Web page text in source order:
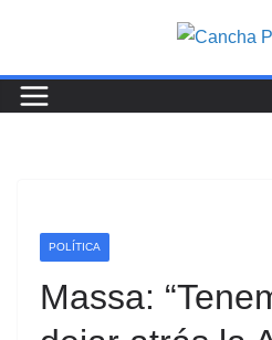
contenido
POLÍTICA
Massa: